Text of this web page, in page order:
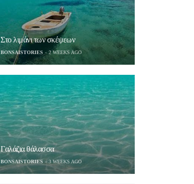
Στο λιμάνι των σκέψεων
BONSAISTORIES 2 WEEKS AGO
Γαλάζια θάλασσα
BONSAISTORIES 3 WEEKS AGO